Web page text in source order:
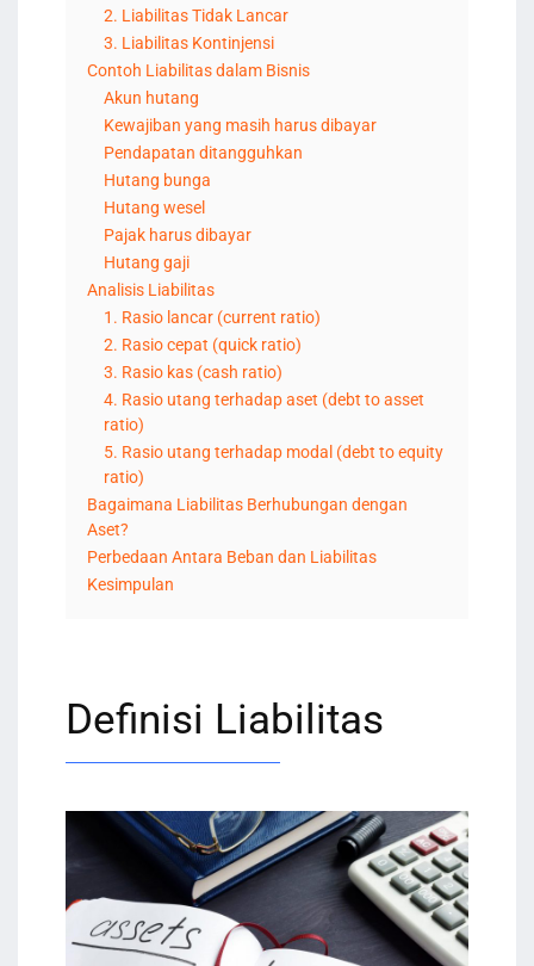
2. Liabilitas Tidak Lancar
3. Liabilitas Kontinjensi
Contoh Liabilitas dalam Bisnis
Akun hutang
Kewajiban yang masih harus dibayar
Pendapatan ditangguhkan
Hutang bunga
Hutang wesel
Pajak harus dibayar
Hutang gaji
Analisis Liabilitas
1. Rasio lancar (current ratio)
2. Rasio cepat (quick ratio)
3. Rasio kas (cash ratio)
4. Rasio utang terhadap aset (debt to asset
ratio)
5. Rasio utang terhadap modal (debt to equity
ratio)
Bagaimana Liabilitas Berhubungan dengan
Aset?
Perbedaan Antara Beban dan Liabilitas
Kesimpulan
Definisi Liabilitas